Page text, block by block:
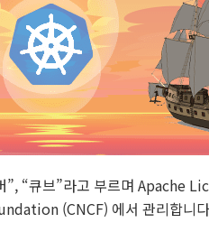
”, “큐브”라고 부르며 Apache
(CNCF) 에서 관리합니